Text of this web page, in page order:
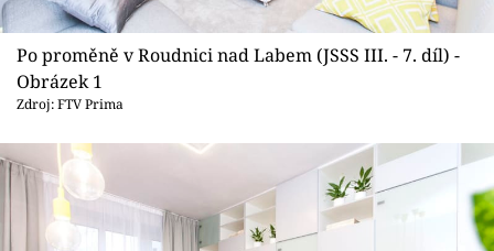
Design
Sledujte prima+
Přihlášení
Sledujte nás
Po proměně v Roudnici nad Labem (JSSS III. - 7. díl) -
Obrázek 1
Zdroj: FTV Prima